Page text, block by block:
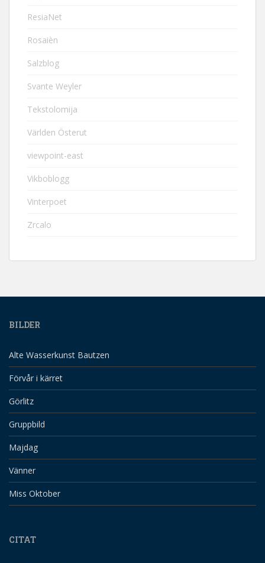
ResiaNet
Rosaièn
Salzblog
Svante Weyler
Tekstolomija
Världen Österut
viewpoint-east
Vikboblogg
Vinterpoet
Zrcalo
BILDER
Alte Wasserkunst Bautzen
Förvår i kärret
Görlitz
Gruppbild
Majdag
Vänner
Miss Oktober
CITAT